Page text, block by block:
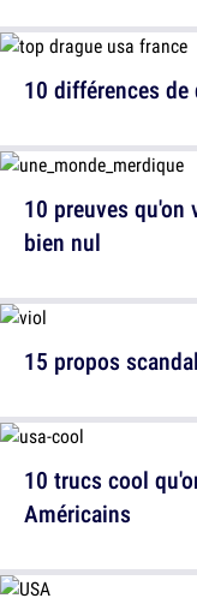
10 preuves
bien nul
10 trucs cool
Américains
10 différences de
15 propos